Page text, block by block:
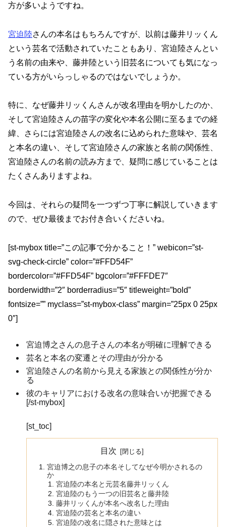
方が多いようですね。
宮迫陸さんの本名はもちろんですが、以前は藤井リッくん
という芸名で活動されていたこともあり、宮迫陸さんとい
う名前の由来や、藤井陸という旧芸名についても気になっ
ている方がいらっしゃるのではないでしょうか。
特に、なぜ藤井リッくんさんが改名理由を明かしたのか、
そして宮迫陸さんの苗字の変化や本名公開に至るまでの経
緯、さらには宮迫陸さんの改名に込められた意味や、芸名
と本名の違い、そして宮迫陸さんの家族と名前の関係性、
宮迫陸さんの名前の読み方まで、疑問に感じていることは
たくさんありますよね。
今回は、それらの疑問を一つずつ丁寧に解説していきます
ので、ぜひ最後までお付き合いくださいね。
[st-mybox title=”この記事で分かること！” webicon=”st-
svg-check-circle” color=”#FFD54F”
bordercolor=”#FFD54F” bgcolor=”#FFFDE7″
borderwidth=”2″ borderradius=”5″ titleweight=”bold”
fontsize=”” myclass=”st-mybox-class” margin=”25px 0 25px
0″]
宮迫博之さんの息子さんの本名が明確に理解できる
芸名と本名の変遷とその理由が分かる
宮迫陸さんの名前から見える家族との関係性が分か
る
彼のキャリアにおける改名の意味合いが把握できる
[/st-mybox]
[st_toc]
目次
宮迫博之の息子の本名そしてなぜ今明かされるの
か
宮迫陸の本名と元芸名藤井リッくん
宮迫陸のもう一つの旧芸名と藤井陸
藤井リッくんが本名へ改名した理由
宮迫陸の芸名と本名の違い
宮迫陸の改名に隠された意味とは